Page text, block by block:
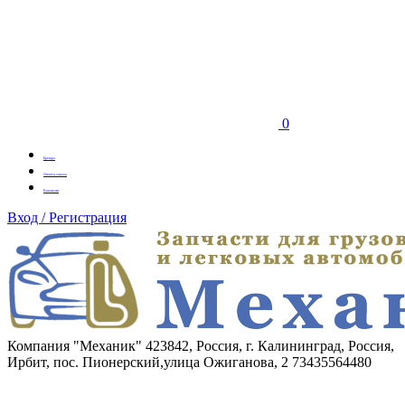
0
Бренды
Оплата заказа
Вакансии
Вход / Регистрация
Компания "Механик" 423842, Россия, г. Калининград, Россия,
Ирбит, пос. Пионерский,улица Ожиганова, 2 73435564480